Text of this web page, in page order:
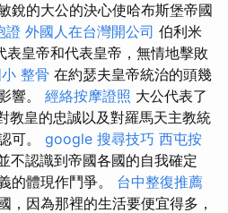
銳的大公的決心使哈布斯堡帝國
證 外國人在台灣開公司 伯利米
皇帝和代表皇帝，無情地擊敗
整骨 在約瑟夫皇帝統治的頭幾
響。 經絡按摩證照 大公代表了
教皇的忠誠以及對羅馬天主教統
可。 google 搜尋技巧 西屯按
不認識到帝國各國的自我確定
的體現作鬥爭。 台中整復推薦
，因為那裡的生活要便宜得多，